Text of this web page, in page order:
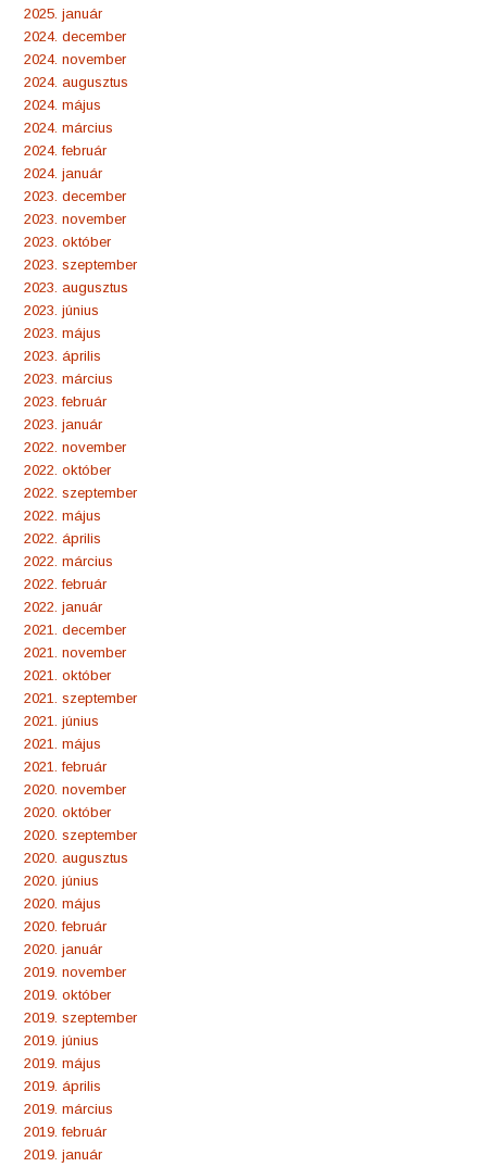
2025. január
2024. december
2024. november
2024. augusztus
2024. május
2024. március
2024. február
2024. január
2023. december
2023. november
2023. október
2023. szeptember
2023. augusztus
2023. június
2023. május
2023. április
2023. március
2023. február
2023. január
2022. november
2022. október
2022. szeptember
2022. május
2022. április
2022. március
2022. február
2022. január
2021. december
2021. november
2021. október
2021. szeptember
2021. június
2021. május
2021. február
2020. november
2020. október
2020. szeptember
2020. augusztus
2020. június
2020. május
2020. február
2020. január
2019. november
2019. október
2019. szeptember
2019. június
2019. május
2019. április
2019. március
2019. február
2019. január